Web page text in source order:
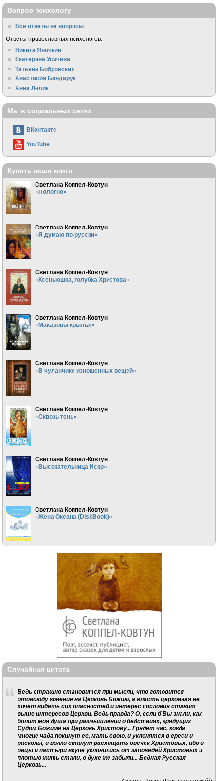
Вопрос психологу
Все ответы на вопросы
Ответы православных психологов:
Никита Яночкин
Екатерина Усачева
Татьяна Бобровских
Анастасия Бондарук
Анна Лелик
Мы в социальных сетях
ВКонтакте
YouTube
Купить наши книги
Светлана Коппел-Ковтун
«Полотно»
Светлана Коппел-Ковтун
«Я думаю по-русски»
Светлана Коппел-Ковтун
«Ксеньюшка, голубка Христова»
Светлана Коппел-Ковтун
«Макаровы крылья»
Светлана Коппел-Ковтун
«В чуланчике изношенных вещей»
Светлана Коппел-Ковтун
«Сквозь тень»
Светлана Коппел-Ковтун
«Высекательница Искр»
Светлана Коппел-Ковтун
«Жена Океана (DiskBook)»
Случайная цитата
Ведь страшно становится при мысли, что готовится
отовсюду гонение на Церковь Божию, а власть церковная не
хочет видеть сих опасностей и интерес сословия ставит
выше интересов Церкви. Ведь правда? О, если б Вы знали, как
болит моя душа при размышлении о бедствиях, грядущих
Судом Божиим на Церковь Христову... Грядет час, когда
многие чада покинут ее, мать свою, и уклонятся в ереси и
расколы, и волки станут расхищать овечек Христовых, ибо и
овцы и пастыри вкупе уклонились от заповедей Христовых и
плотью жить стали, о духе же забыли... Бедная Русская
Церковь...